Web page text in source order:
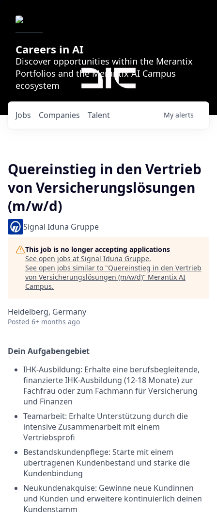
Careers in AI
Discover opportunities within the Merantix
Portfolios and the Merantix AI Campus
ecosystem
Jobs Companies Talent My alerts
Quereinstieg in den Vertrieb
von Versicherungslösungen
(m/w/d)
Signal Iduna Gruppe
This job is no longer accepting applications
See open jobs at Signal Iduna Gruppe.
See open jobs similar to "Quereinstieg in den Vertrieb
von Versicherungslösungen (m/w/d)" Merantix AI
Campus.
Heidelberg, Germany
Posted 6+ months ago
Dein Aufgabengebiet
IHK-Ausbildung: Erhalte eine berufsbegleitende,
finanzierte IHK-Ausbildung (12-18 Monate) zur
Fachfrau oder zum Fachmann für Versicherung
und Finanzen
Teamarbeit: Erhalte Unterstützung durch die
intensive Zusammenarbeit mit einem
Vertriebsprofi
Bestandskundenpflege: Starte mit einem
übertragenen Kundenbestand und stärke die
Kundenbindung
Neukundenakquise: Gewinne neue Kundinnen
und Kunden und erweitere kontinuierlich deinen
Kundenstamm